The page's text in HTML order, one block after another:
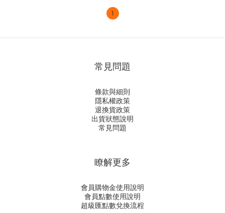
1
常見問題
條款與細則
隱私權政策
退換貨政策
出貨狀態說明
常見問題
瞭解更多
會員購物金使用說明
會員點數使用說明
超級匯點數兌換流程